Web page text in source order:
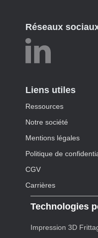
Réseaux
Liens utiles
Ressources
Notre société
Mentions légales
Politique de
CGV
Carrières
Technologies
Impression 3D